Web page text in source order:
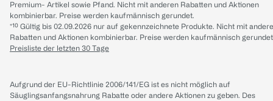
Premium- Artikel sowie Pfand. Nicht mit anderen Rabatten und Aktionen
kombinierbar. Preise werden kaufmännisch gerundet.
*¹⁰ Gültig bis 02.09.2026 nur auf gekennzeichnete Produkte. Nicht mit
Rabatten und Aktionen kombinierbar. Preise werden kaufmännisch
Preisliste der letzten 30 Tage
Aufgrund der EU-Richtlinie 2006/141/EG ist es nicht möglich auf
Säuglingsanfangsnahrung Rabatte oder andere Aktionen zu geben. Des